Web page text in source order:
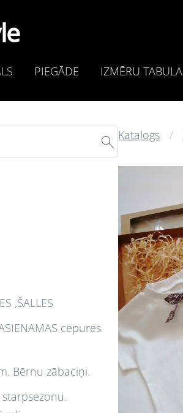
PIEGĀDE IZMĒRU TABULA
,ŠALLES
cepures
Bērnu zābaciņi.
starpsezonu.
Katalogs